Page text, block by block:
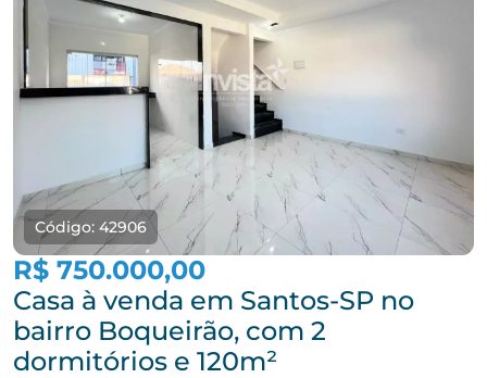
Código: 42906
R$ 750.000,00
Casa à venda em Santos-SP no
bairro Boqueirão, com 2
dormitórios e 120m²